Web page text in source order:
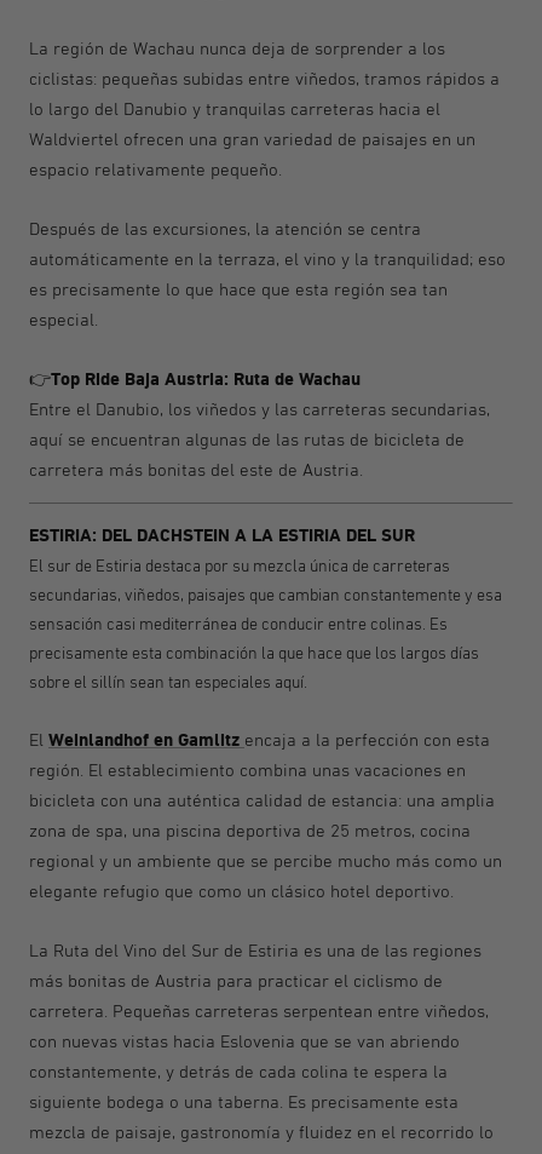
La región de Wachau nunca deja de sorprender a los
ciclistas: pequeñas subidas entre viñedos, tramos rápidos a
lo largo del Danubio y tranquilas carreteras hacia el
Waldviertel ofrecen una gran variedad de paisajes en un
espacio relativamente pequeño.
Después de las excursiones, la atención se centra
automáticamente en la terraza, el vino y la tranquilidad; eso
es precisamente lo que hace que esta región sea tan
especial.
👉Top Ride Baja Austria: Ruta de Wachau
Entre el Danubio, los viñedos y las carreteras secundarias,
aquí se encuentran algunas de las rutas de bicicleta de
carretera más bonitas del este de Austria.
ESTIRIA: DEL DACHSTEIN A LA ESTIRIA DEL SUR
El sur de Estiria destaca por su mezcla única de carreteras
secundarias, viñedos, paisajes que cambian constantemente y esa
sensación casi mediterránea de conducir entre colinas. Es
precisamente esta combinación la que hace que los largos días
sobre el sillín sean tan especiales aquí.
El Weinlandhof en Gamlitz encaja a la perfección con esta
región. El establecimiento combina unas vacaciones en
bicicleta con una auténtica calidad de estancia: una amplia
zona de spa, una piscina deportiva de 25 metros, cocina
regional y un ambiente que se percibe mucho más como un
elegante refugio que como un clásico hotel deportivo.
La Ruta del Vino del Sur de Estiria es una de las regiones
más bonitas de Austria para practicar el ciclismo de
carretera. Pequeñas carreteras serpentean entre viñedos,
con nuevas vistas hacia Eslovenia que se van abriendo
constantemente, y detrás de cada colina te espera la
siguiente bodega o una taberna. Es precisamente esta
mezcla de paisaje, gastronomía y fluidez en el recorrido lo